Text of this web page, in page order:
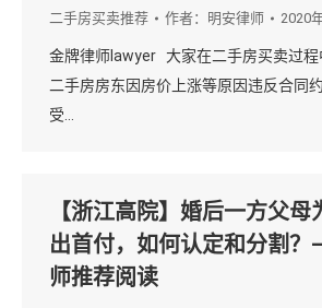
二手房买卖推荐 作者： 明安律师 2020
金牌律师lawyer 大家在二手房买卖过程
二手房房东因房价上涨等原因违反合同
受…
【浙江高院】婚后一方父母
出首付，如何认定和分割？
师推荐阅读